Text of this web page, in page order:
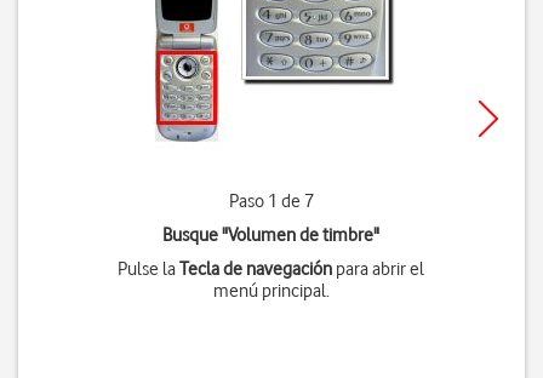
Paso 1 de 7
Busque "Volumen de timbre"
Pulse laTecla de navegación para abrir el
menú principal.